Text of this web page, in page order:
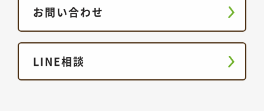
お問い合わせ
LINE相談